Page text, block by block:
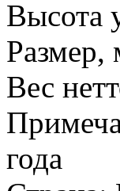
Высота
Размер,
Вес
года